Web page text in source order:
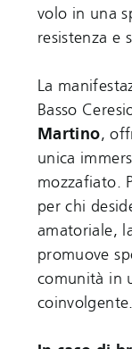
volo in una
resistenza e
La
Basso
Martino,
unica
mozzafiato.
per chi
amatoriale,
promuove
comunità in
coinvolgente.